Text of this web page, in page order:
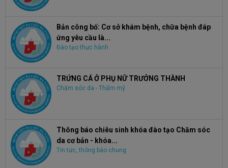
Bản công bố: Cơ sở khám bệnh, chữa bệnh đáp
ứng yêu cầu là...
Đào tạo thực hành
TRỨNG CÁ Ở PHỤ NỮ TRƯỞNG THÀNH
Chăm sóc da - Thẩm mỹ
Thông báo chiêu sinh khóa đào tạo Chăm sóc
da cơ bản - khóa...
Tin tức, thông báo chung